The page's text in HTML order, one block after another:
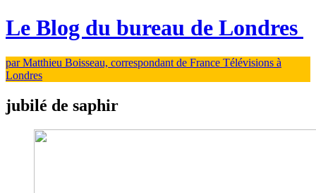
Le Blog du bureau de Londres
par Matthieu Boisseau, correspondant de France Télévisions à
Londres
jubilé de saphir